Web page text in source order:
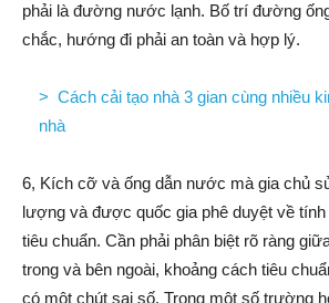
phải là đường nước lạnh. Bố trí đường
chắc, hướng đi phải an toàn và hợp lý.
> Cách cải tạo nhà 3 gian cùng nhiều
nhà
6, Kích cỡ và ống dẫn nước mà gia chủ
lượng và được quốc gia phê duyệt về
tiêu chuẩn. Cần phải phân biệt rõ ràng
trong và bên ngoài, khoảng cách tiêu
có một chút sai số. Trong một số trường